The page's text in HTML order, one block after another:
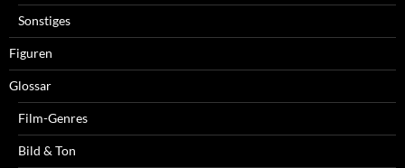
Sonstiges
Figuren
Glossar
Film-Genres
Bild & Ton